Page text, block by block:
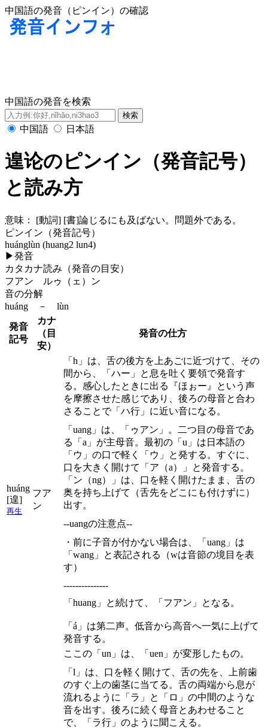
中国語の発音（ピンイン）の確認
中国語の発音を検索
中国語 日本語
遑论のピンイン（発音記号）
と読み方
意味：
[動詞] [書]論じるにも及ばない。問題外である。
ピンイン（発音記号）
huánglùn (huang2 lun4)
▶発音
カタカナ読み（発音の目安）
フアン ルゥ（ェ）ン
音の分解
huáng － lùn
発音
記号
カナ
（目
安）
発音の仕方
huáng
[遑]
再生
フア
ン
「h」は、舌の後方を上あごに近づけて、その
間から、「ハー」と息を吐く要領で発音す
る。感心したときに出る『ほぉー』という声
を摩擦させた感じであり、後ろの母音と合わ
さることで「ハ行」に近い音になる。
「uang」は、「ゥアン」。二つ目の母音であ
る「a」が主母音。最初の「u」は日本語の
「ウ」の口で軽く「ウ」と発する。すぐに、
口を大きく開けて「ア（a）」と発音する。
「ン（ng）」は、口を軽く開けたまま、舌の
奥を持ち上げて（舌先をどこにも付けずに）
出す。
--uangの注意点--
・前に子音が付かない場合は、「uang」は
「wang」と表記される（wは音節の境目を表
す）
---------------
「huang」と続けて、「フアン」となる。
「á」は第二声。低音から高音へ一気に上げて
発音する。
ここの「un」は、「uen」が変形したもの。
「l」は、口を軽く開けて、舌の先を、上前歯
のすぐ上の歯茎に当てる。舌の両端から息が
流れるように「ラ」と「ロ」の中間のような
音を出す。後ろに続く母音とあわせること
で、「ラ行」のように聞こえる。